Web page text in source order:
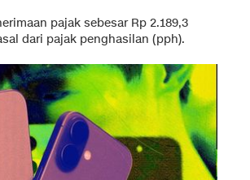
pajak sebesar Rp 2.189,3
dari pajak penghasilan (pph).